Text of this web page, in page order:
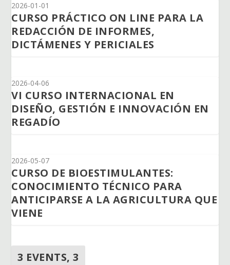
2026-01-01
CURSO PRÁCTICO ON LINE PARA LA
REDACCIÓN DE INFORMES,
DICTÁMENES Y PERICIALES
2026-04-06
VI CURSO INTERNACIONAL EN
DISEÑO, GESTIÓN E INNOVACIÓN EN
REGADÍO
2026-05-07
CURSO DE BIOESTIMULANTES:
CONOCIMIENTO TÉCNICO PARA
ANTICIPARSE A LA AGRICULTURA QUE
VIENE
3 EVENTS,3